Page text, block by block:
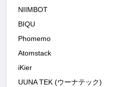
NIIMBOT
BIQU
Phomemo
Atomstack
iKier
UUNA TEK (ウーナテック)